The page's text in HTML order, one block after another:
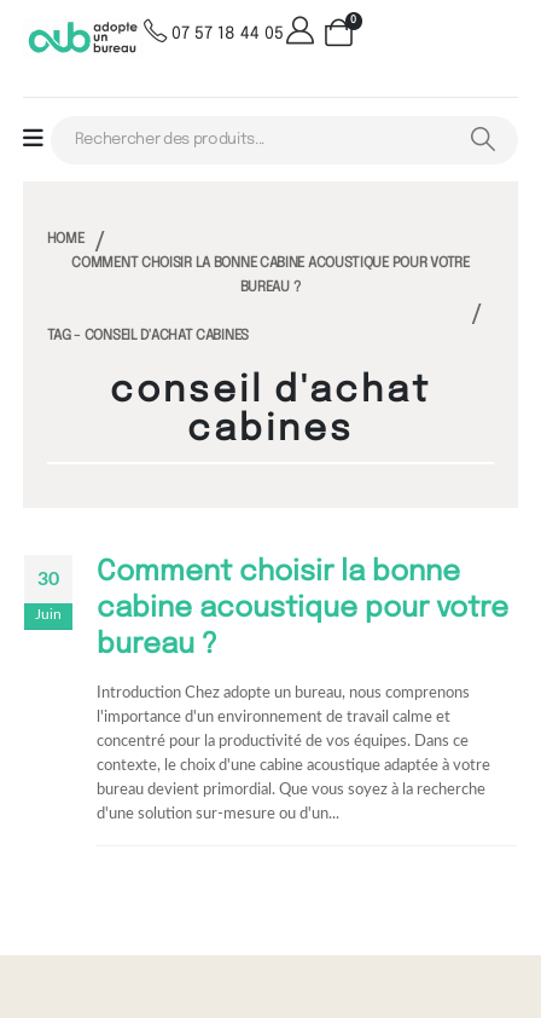
07 57 18 44 05
0
HOME
COMMENT CHOISIR LA BONNE CABINE ACOUSTIQUE POUR VOTRE
BUREAU ?
TAG - CONSEIL D'ACHAT CABINES
conseil d'achat
cabines
30
Juin
Comment choisir la bonne
cabine acoustique pour votre
bureau ?
Introduction Chez adopte un bureau, nous comprenons
l'importance d'un environnement de travail calme et
concentré pour la productivité de vos équipes. Dans ce
contexte, le choix d'une cabine acoustique adaptée à votre
bureau devient primordial. Que vous soyez à la recherche
d'une solution sur-mesure ou d'un...